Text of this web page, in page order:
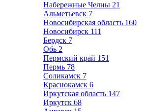
Набережные Челны 21
Альметьевск 7
Новосибирская область 160
Новосибирск 111
Бердск 7
Обь 2
Пермский край 151
Пермь 78
Соликамск 7
Краснокамск 6
Иркутская область 147
Иркутск 68